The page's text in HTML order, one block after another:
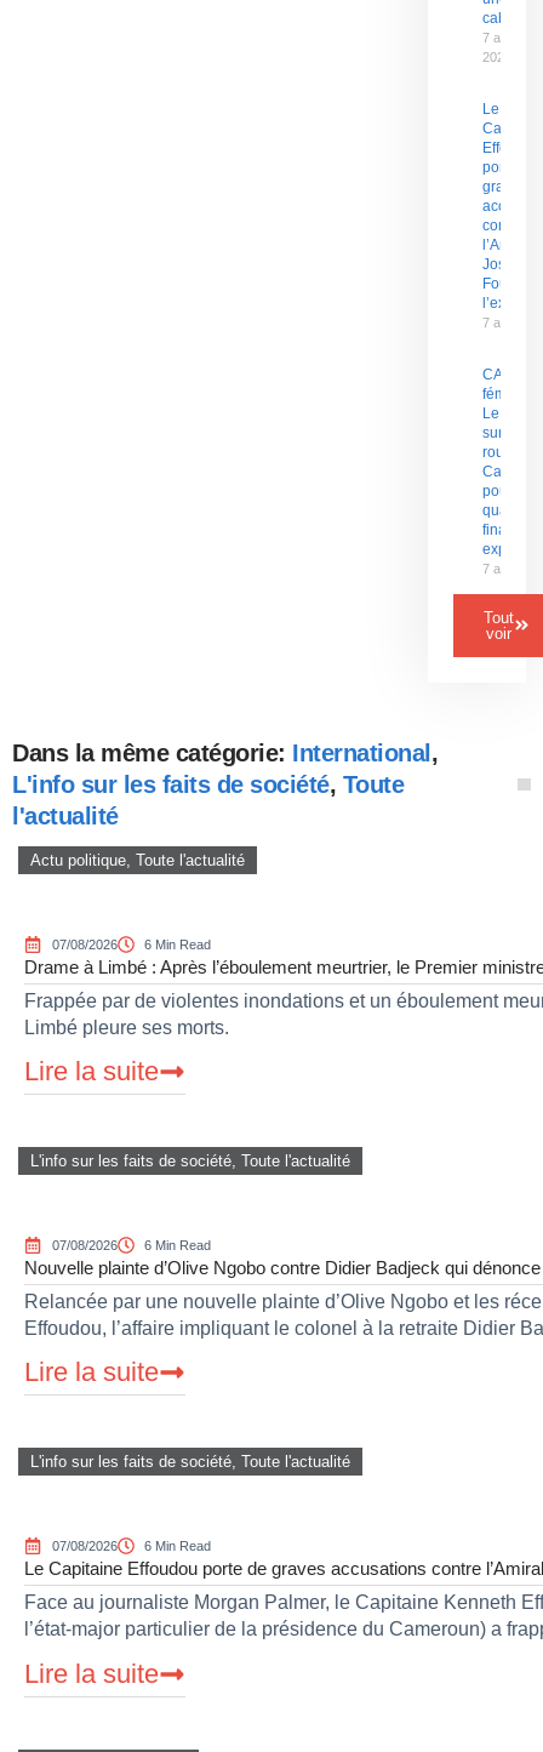
cabale »
7 août
2026
Le
Effoudou
porte de
graves
contre
l’Amiral
Joseph
Fouda et
l’exécutif
7 août
CAN
féminine
Le
sur la
route du
pour un
quart de
finale
explosif
7 août
Tout
voir
Dans la même catégorie: International,
L'info sur les faits de société, Toute
l'actualité
Actu politique Toute l'actualité
07/08/2026 6 Min Read
Drame à Limbé : Après l’éboulement meurtrier, le Premier
Frappée par de violentes inondations et un éboulement
Limbé pleure ses morts.
Lire la suite
L'info sur les faits de société Toute l'actualité
07/08/2026 6 Min Read
Nouvelle plainte d’Olive Ngobo contre Didier Badjeck qui
Relancée par une nouvelle plainte d’Olive Ngobo et les
Effoudou, l’affaire impliquant le colonel à la retraite Didier
Lire la suite
L'info sur les faits de société, Toute l'actualité
07/08/2026 6 Min Read
Le Capitaine Effoudou porte de graves accusations contre
Face au journaliste Morgan Palmer, le Capitaine Kenneth
l’état-major particulier de la présidence du Cameroun) a
Lire la suite